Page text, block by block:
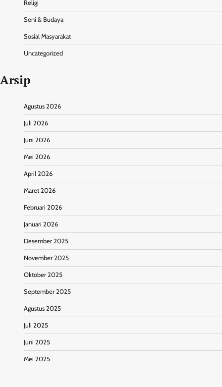
Religi
Seni & Budaya
Sosial Masyarakat
Uncategorized
Arsip
Agustus 2026
Juli 2026
Juni 2026
Mei 2026
April 2026
Maret 2026
Februari 2026
Januari 2026
Desember 2025
November 2025
Oktober 2025
September 2025
Agustus 2025
Juli 2025
Juni 2025
Mei 2025